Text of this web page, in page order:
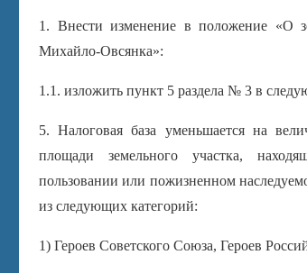
1. Внести изменение в положение «О
Михайло-Овсянка»:
1.1. изложить пункт 5 раздела № 3 в
5. Налоговая база уменьшается на
площади земельного участка,
пользовании или пожизненном
из следующих категорий:
1) Героев Советского Союза, Героев